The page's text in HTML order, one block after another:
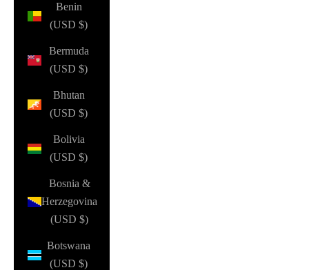
Benin
(USD $)
Bermuda
(USD $)
Bhutan
(USD $)
Bolivia
(USD $)
Bosnia &
Herzegovina
(USD $)
Botswana
(USD $)